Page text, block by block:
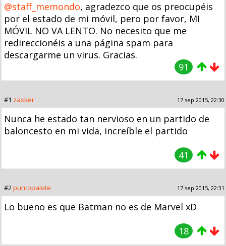
@staff_memondo, agradezco que os preocupéis
por el estado de mi móvil, pero por favor, MI
MÓVIL NO VA LENTO. No necesito que me
redireccionéis a una página spam para
descargarme un virus. Gracias.
91
#1 zaxker 17 sep 2015, 22:30
Nunca he estado tan nervioso en un partido de
baloncesto en mi vida, increíble el partido
41
#2puntopalote 17 sep 2015, 22:31
Lo bueno es que Batman no es de Marvel xD
18